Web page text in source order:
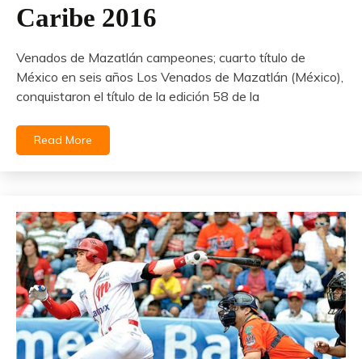
Caribe 2016
Venados de Mazatlán campeones; cuarto título de
México en seis años Los Venados de Mazatlán (México),
conquistaron el título de la edición 58 de la
Read More